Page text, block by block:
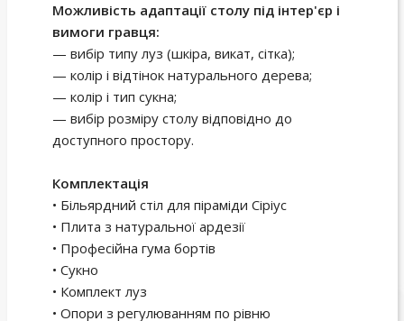
Можливість адаптації столу під інтер'єр і
вимоги гравця:
— вибір типу луз (шкіра, викат, сітка);
— колір і відтінок натурального дерева;
— колір і тип сукна;
— вибір розміру столу відповідно до
доступного простору.
Комплектація
• Більярдний стіл для піраміди Сіріус
• Плита з натуральної ардезії
• Професійна гума бортів
• Сукно
• Комплект луз
• Опори з регулюванням по рівню